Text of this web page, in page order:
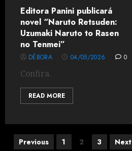
Editora Panini publicará
novel “Naruto Retsuden:
Uzumaki Naruto to Rasen
no Tenmei”
DÉBORA 04/05/2026 0
Confira.
READ MORE
Previous 1 2 3 Next